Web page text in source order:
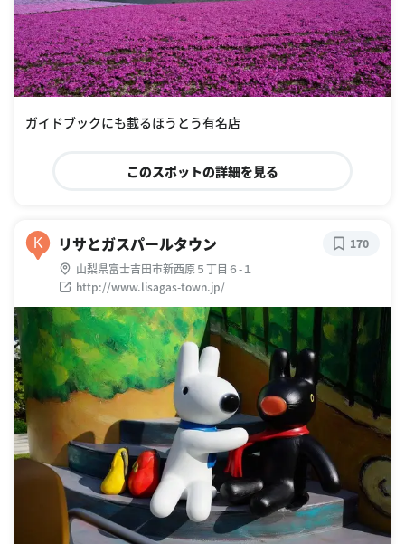
ガイドブックにも載るほうとう有名店
このスポットの詳細を見る
K リサとガスパールタウン
山梨県富士吉田市新西原５丁目６-１
http://www.lisagas-town.jp/
170